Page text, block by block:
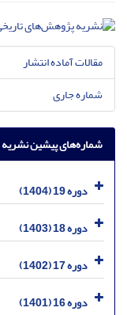
مقالات آماده انتشار
شماره جاری
شماره‌های پیشین نشریه
دوره 19 (1404)
دوره 18 (1403)
دوره 17 (1402)
دوره 16 (1401)